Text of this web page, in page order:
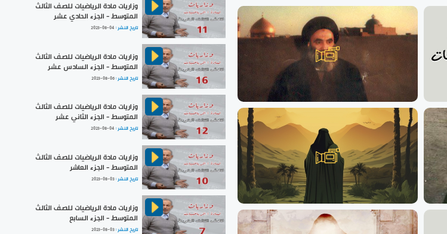
وزاريات مادة الرياضيات للصف الثالث
المتوسط - الجزء الحادي عشر
تاريخ النشر : 2023-08-04
وزاريات مادة الرياضيات للصف الثالث
المتوسط - الجزء السادس عشر
تاريخ النشر :2023-08-06
وزاريات مادة الرياضيات للصف الثالث
المتوسط - الجزء الثاني عشر
تاريخ النشر : 2023-08-04
وزاريات مادة الرياضيات للصف الثالث
المتوسط - الجزء العاشر
تاريخ النشر :2023-08-03
وزاريات مادة الرياضيات للصف الثالث
المتوسط - الجزء السابع
تاريخ النشر :2023-08-03